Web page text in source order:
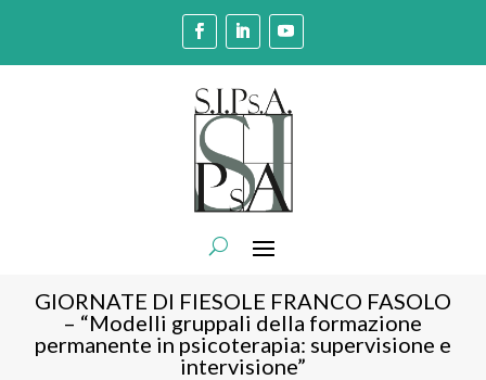
GIORNATE DI FIESOLE FRANCO FASOLO
– “Modelli gruppali della formazione
permanente in psicoterapia: supervisione e
intervisione”